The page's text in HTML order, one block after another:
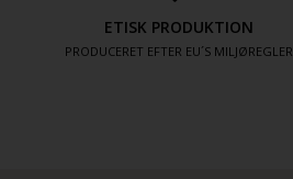
ETISK PRODUKTION
PRODUCERET EFTER EU´S MILJØREGLER